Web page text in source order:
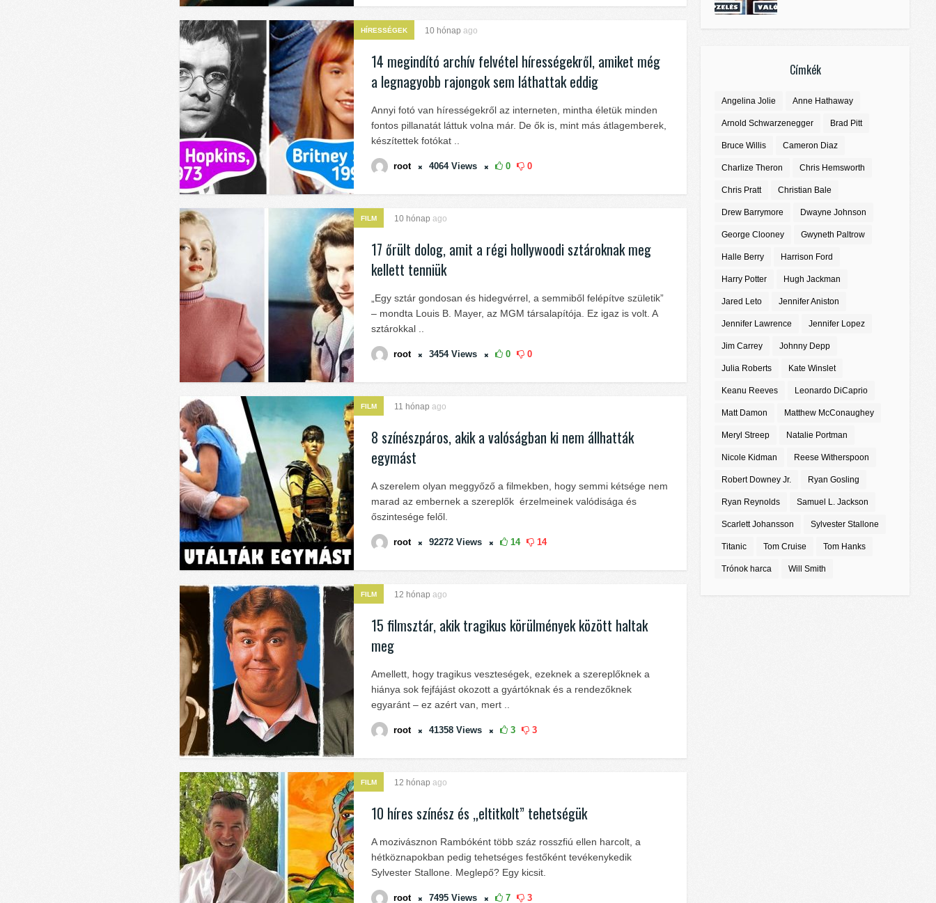
HÍRESSÉGEK 10 hónap ago
14 megindító archív felvétel hírességekről, amiket még
a legnagyobb rajongok sem láthattak eddig
Annyi fotó van hírességekről az interneten, mintha életük minden
fontos pillanatát láttuk volna már. De ők is, mint más átlagemberek,
készítettek fotókat ..
root 4064 Views 0 0
FILM 10 hónap ago
17 őrült dolog, amit a régi hollywoodi sztároknak meg
kellett tenniük
„Egy sztár gondosan és hidegvérrel, a semmiből felépítve születik”
– mondta Louis B. Mayer, az MGM társalapítója. Ez igaz is volt. A
sztárokkal ..
root 3454 Views 0 0
FILM 11 hónap ago
8 színészpáros, akik a valóságban ki nem állhatták
egymást
A szerelem olyan meggyőző a filmekben, hogy semmi kétsége nem
marad az embernek a szereplők érzelmeinek valódisága és
őszintesége felől.
root 92272 Views 14 14
FILM 12 hónap ago
15 filmsztár, akik tragikus körülmények között haltak
meg
Amellett, hogy tragikus veszteségek, ezeknek a szereplőknek a
hiánya sok fejfájást okozott a gyártóknak és a rendezőknek
egyaránt – ez azért van, mert ..
root 41358 Views 3 3
FILM 12 hónap ago
10 híres színész és „eltitkolt” tehetségük
A mozivásznon Rambóként több száz rosszfiú ellen harcolt, a
hétköznapokban pedig tehetséges festőként tevékenykedik
Sylvester Stallone. Meglepő? Egy kicsit.
root 7495 Views 7 3
Címkék
Angelina Jolie Anne Hathaway
Arnold Schwarzenegger Brad Pitt
Bruce Willis Cameron Diaz
Charlize Theron Chris Hemsworth
Chris Pratt Christian Bale
Drew Barrymore Dwayne Johnson
George Clooney Gwyneth Paltrow
Halle Berry Harrison Ford
Harry Potter Hugh Jackman
Jared Leto Jennifer Aniston
Jennifer Lawrence Jennifer Lopez
Jim Carrey Johnny Depp
Julia Roberts Kate Winslet
Keanu Reeves Leonardo DiCaprio
Matt Damon Matthew McConaughey
Meryl Streep Natalie Portman
Nicole Kidman Reese Witherspoon
Robert Downey Jr. Ryan Gosling
Ryan Reynolds Samuel L. Jackson
Scarlett Johansson Sylvester Stallone
Titanic Tom Cruise Tom Hanks
Trónok harca Will Smith